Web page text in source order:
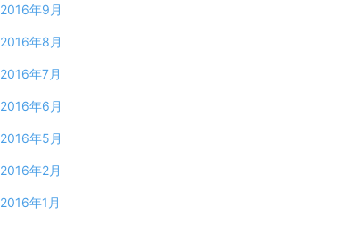
2016年9月
2016年8月
2016年7月
2016年6月
2016年5月
2016年2月
2016年1月